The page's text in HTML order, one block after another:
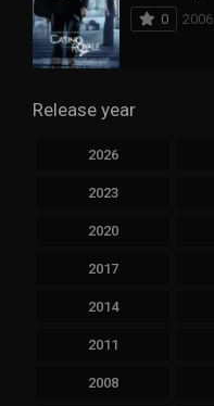
0
2006
Release year
2026
2023
2020
2017
2014
2011
2008